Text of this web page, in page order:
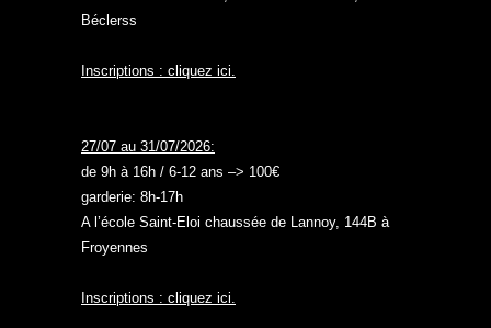
Béclerss
Inscriptions : cliquez ici.
27/07 au 31/07/2026:
de 9h à 16h / 6-12 ans –> 100€
garderie: 8h-17h
A l’école Saint-Eloi chaussée de Lannoy, 144B à
Froyennes
Inscriptions : cliquez ici.